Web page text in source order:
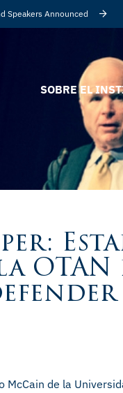
Speakers Announced
SOBRE EL
OTAN
McCain de la